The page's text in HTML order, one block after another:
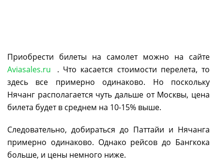
Приобрести билеты на самолет можно на сайте
Aviasales.ru
. Что касается стоимости перелета, то
здесь все примерно одинаково. Но поскольку
Нячанг располагается чуть дальше от Москвы, цена
билета будет в среднем на 10-15% выше.
Следовательно, добираться до Паттайи и Нячанга
примерно одинаково. Однако рейсов до Бангкока
больше, и цены немного ниже.